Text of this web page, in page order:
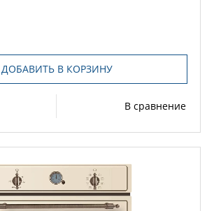
ДОБАВИТЬ В КОРЗИНУ
В сравнение